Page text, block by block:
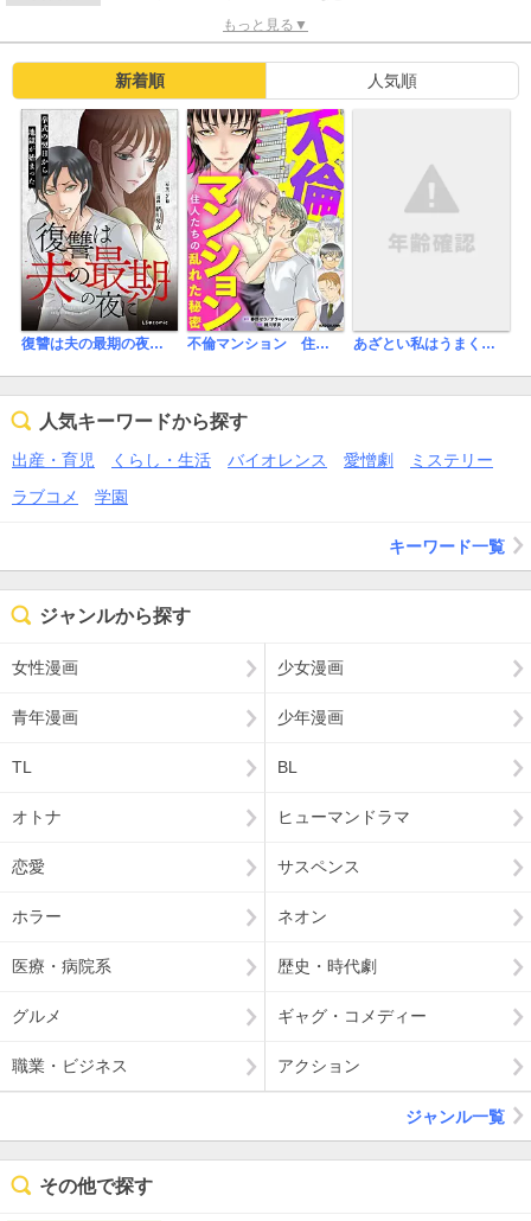
もっと見る▼
新着順 人気順
復讐は夫の最期の夜に 挙式の翌日から地獄が始まった 不倫マンション 住人たちの乱れた秘密 あざとい私はうまくいかない。 花恋流 これだけは譲れない婚活事情【単話】
人気キーワードから探す
出産・育児 くらし・生活 バイオレンス 愛憎劇
ミステリー
ラブコメ
学園
キーワード一覧
ジャンルから探す
女性漫画 少女漫画
青年漫画 少年漫画
TL BL
オトナ ヒューマンドラマ
恋愛 サスペンス
ホラー ネオン
医療・病院系 歴史・時代劇
グルメ ギャグ・コメディー
職業・ビジネス アクション
ジャンル一覧
その他で探す